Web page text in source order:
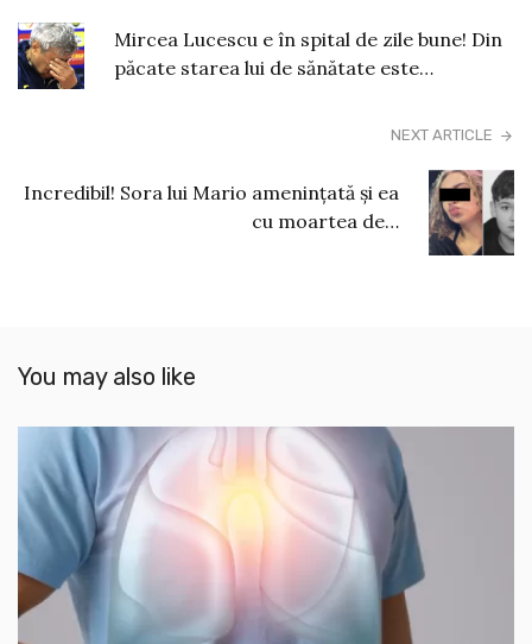
Mircea Lucescu e în spital de zile bune! Din
păcate starea lui de sănătate este…
NEXT ARTICLE
Incredibil! Sora lui Mario amenințată și ea
cu moartea de…
You may also like